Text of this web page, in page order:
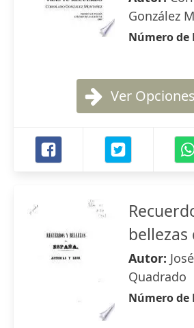
González
Número de
Ver Opciones
bellezas
Autor:
Quadrado
Número de